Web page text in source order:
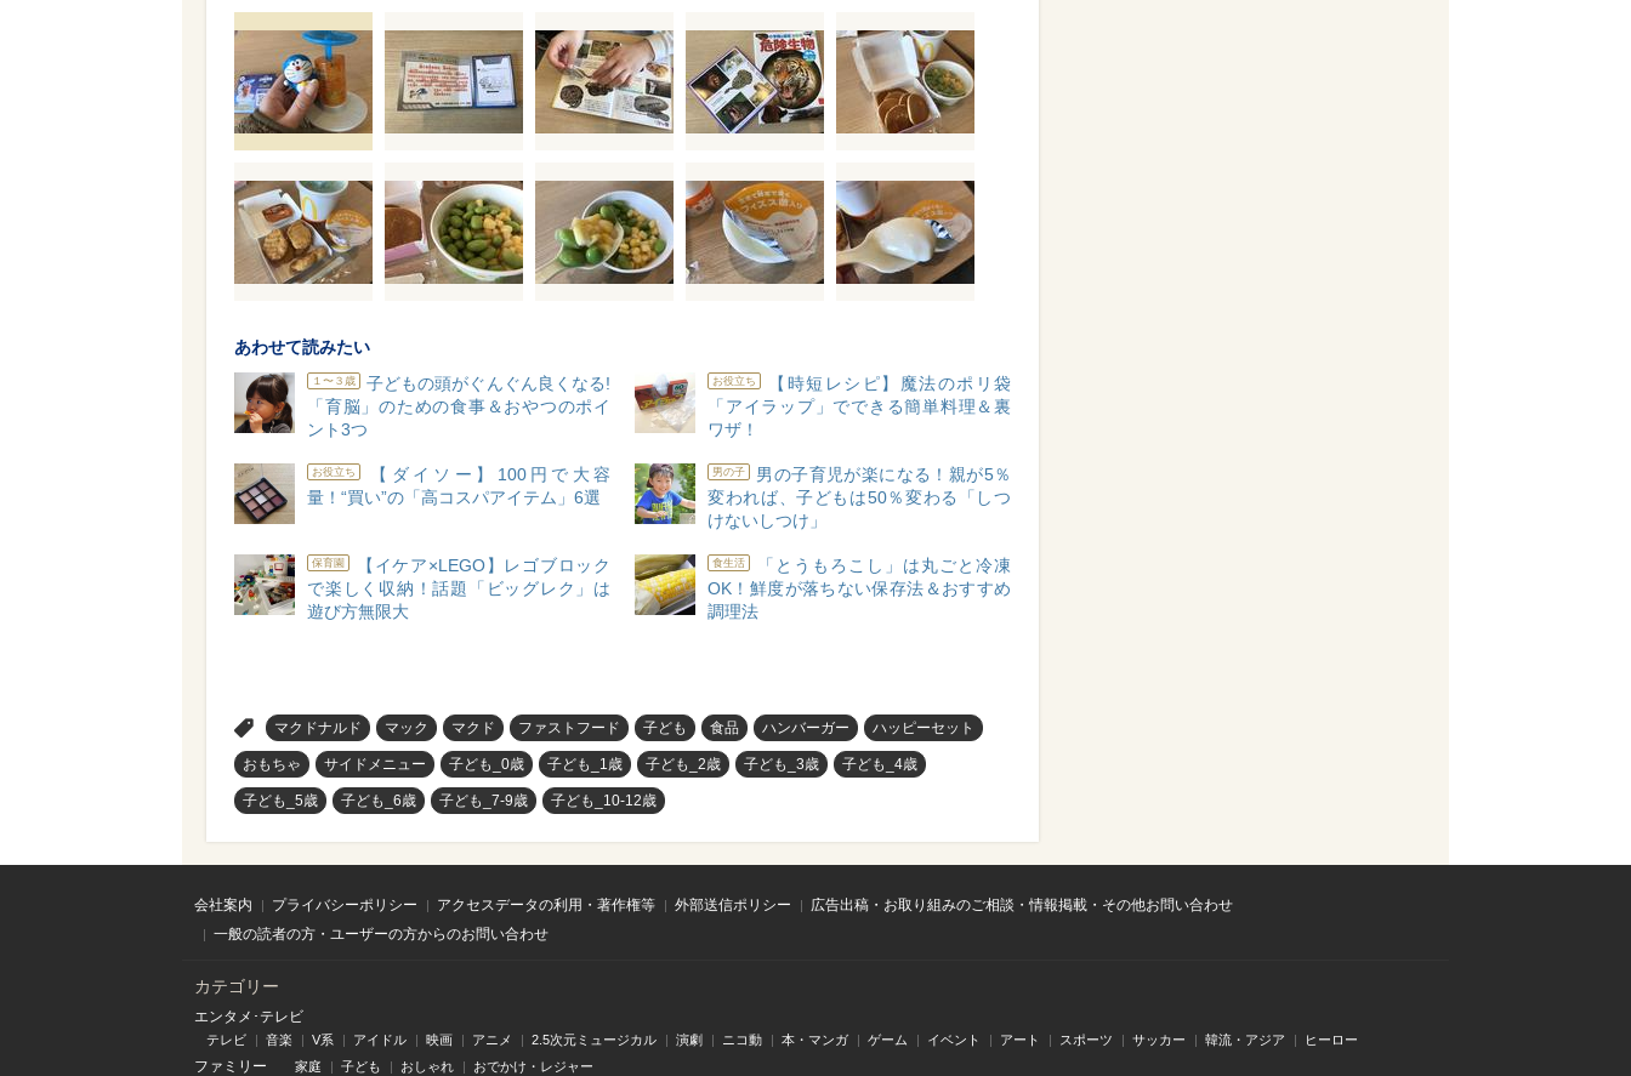
あわせて読みたい
１〜３歳
子どもの頭がぐんぐん良くなる!
「育脳」のための食事＆おやつのポイ
ント3つ
お役立ち
【時短レシピ】魔法のポリ袋
「アイラップ」でできる簡単料理＆裏
ワザ！
お役立ち
【ダイソー】100円で大容
量！“買い”の「高コスパアイテム」6選
男の子
男の子育児が楽になる！親が5％
変われば、子どもは50％変わる「しつ
けないしつけ」
保育園
【イケア×LEGO】レゴブロック
で楽しく収納！話題「ビッグレク」は
遊び方無限大
食生活
「とうもろこし」は丸ごと冷凍
OK！鮮度が落ちない保存法＆おすすめ
調理法
マクドナルド マック マクド ファストフード 子ども 食品 ハンバーガー ハッピーセット
おもちゃ サイドメニュー 子ども_0歳 子ども_1歳 子ども_2歳 子ども_3歳 子ども_4歳
子ども_5歳 子ども_6歳 子ども_7-9歳 子ども_10-12歳
会社案内 プライバシーポリシー アクセスデータの利用・著作権等 外部送信ポリシー
広告出稿・お取り組みのご相談・情報掲載・その他お問い合わせ
一般の読者の方・ユーザーの方からのお問い合わせ
カテゴリー
エンタメ･テレビ
テレビ 音楽 V系 アイドル 映画 アニメ 2.5次元ミュージカル 演劇 ニコ動 本・マンガ ゲーム イベント アート スポーツ サッカー 韓流・アジア ヒーロー
ファミリー 家庭 子ども おしゃれ おでかけ・レジャー